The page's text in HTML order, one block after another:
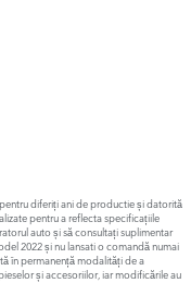
diferiți ani de productie și datorită
pentru a reflecta specificațiile
auto și să consultați suplimentar
2022 și nu lansati o comandă numai
în permanență modalități de a
și accesoriilor, iar modificările au